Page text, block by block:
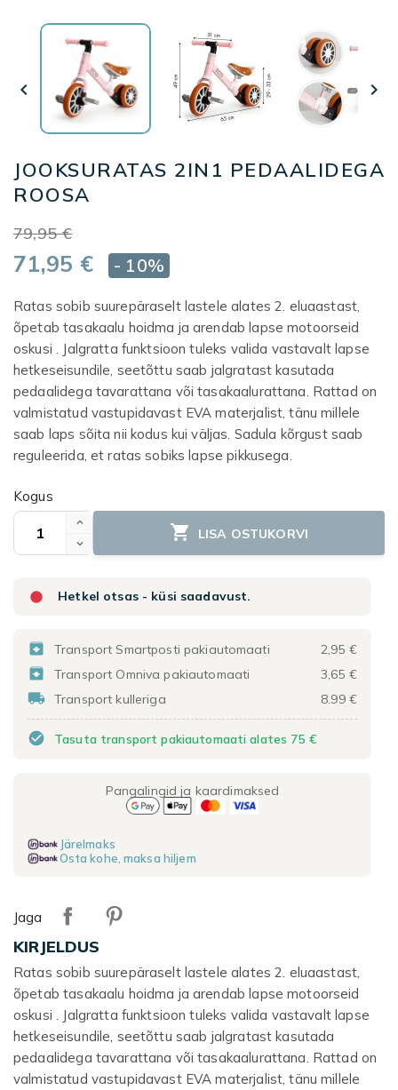
 
JOOKSURATAS 2IN1 PEDAALIDEGA
ROOSA
79,95 €
71,95 € - 10%
Ratas sobib suurepäraselt lastele alates 2. eluaastast,
õpetab tasakaalu hoidma ja arendab lapse motoorseid
oskusi . Jalgratta funktsioon tuleks valida vastavalt lapse
hetkeseisundile, seetõttu saab jalgratast kasutada
pedaalidega tavarattana või tasakaalurattana. Rattad on
valmistatud vastupidavast EVA materjalist, tänu millele
saab laps sõita nii kodus kui väljas. Sadula kõrgust saab
reguleerida, et ratas sobiks lapse pikkusega.
Kogus
 LISA OSTUKORVI
 Hetkel otsas - küsi saadavust.
 Transport Smartposti pakiautomaati 2,95 €
 Transport Omniva pakiautomaati 3,65 €
 Transport kulleriga 8.99 €
check_circle Tasuta transport pakiautomaati alates 75 €
Pangalingid ja kaardimaksed
Järelmaks
Osta kohe, maksa hiljem
Jaga
KIRJELDUS
Ratas sobib suurepäraselt lastele alates 2. eluaastast,
õpetab tasakaalu hoidma ja arendab lapse motoorseid
oskusi . Jalgratta funktsioon tuleks valida vastavalt lapse
hetkeseisundile, seetõttu saab jalgratast kasutada
pedaalidega tavarattana või tasakaalurattana. Rattad on
valmistatud vastupidavast EVA materjalist, tänu millele